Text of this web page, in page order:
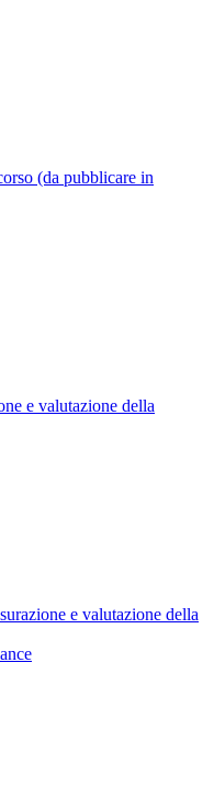
(da pubblicare in
e valutazione della
e valutazione della